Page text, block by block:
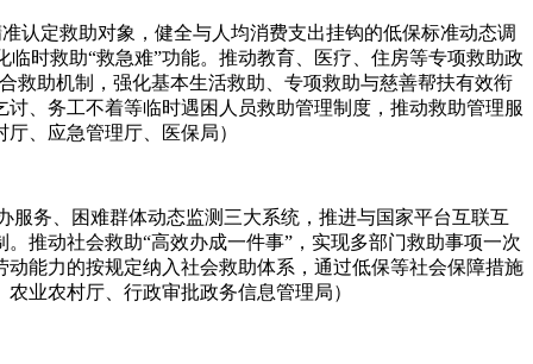
认定救助对象，健全与人均消费支出挂钩的低保标准动态调
时救助“救急难”功能。推动教育、医疗、住房等专项救助政
救助机制，强化基本生活救助、专项救助与慈善帮扶有效衔
、务工不着等临时遇困人员救助管理制度，推动救助管理服
、应急管理厅、医保局）
务、困难群体动态监测三大系统，推进与国家平台互联互
推动社会救助“高效办成一件事”，实现多部门救助事项一次
能力的按规定纳入社会救助体系，通过低保等社会保障措施
业农村厅、行政审批政务信息管理局）